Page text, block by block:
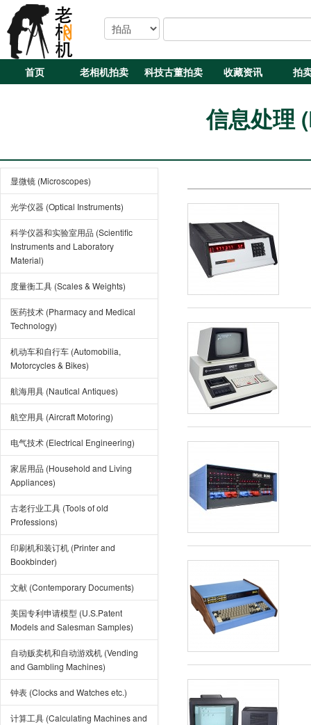
首页 老相机拍卖 科技古董拍卖 收藏资讯 拍
信息处理
显微镜 (Microscopes)
光学仪器 (Optical Instruments)
科学仪器和实验室用品 (Scientific
Instruments and Laboratory
Material)
度量衡工具 (Scales & Weights)
医药技术 (Pharmacy and Medical
Technology)
机动车和自行车 (Automobilia,
Motorcycles & Bikes)
航海用具 (Nautical Antiques)
航空用具 (Aircraft Motoring)
电气技术 (Electrical Engineering)
家居用品 (Household and Living
Appliances)
古老行业工具 (Tools of old
Professions)
印刷机和装订机 (Printer and
Bookbinder)
文献 (Contemporary Documents)
美国专利申请模型 (U.S.Patent
Models and Salesman Samples)
自动贩卖机和自动游戏机 (Vending
and Gambling Machines)
钟表 (Clocks and Watches etc.)
计算工具 (Calculating Machines and